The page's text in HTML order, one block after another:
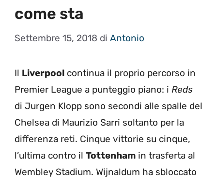
come sta
Settembre 15, 2018 di Antonio
Il Liverpool continua il proprio percorso in
Premier League a punteggio piano: i Reds
di Jurgen Klopp sono secondi alle spalle del
Chelsea di Maurizio Sarri soltanto per la
differenza reti. Cinque vittorie su cinque,
l’ultima contro il Tottenham in trasferta al
Wembley Stadium. Wijnaldum ha sbloccato